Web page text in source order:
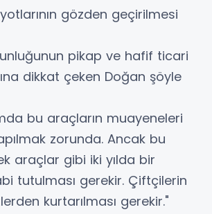
gözden geçirilmesi
pikap ve hafif ticari
dikkat çeken Doğan şöyle
bu araçların muayeneleri
zorunda. Ancak bu
araçlar gibi iki yılda bir
tutulması gerekir. Çiftçilerin
kurtarılması gerekir."